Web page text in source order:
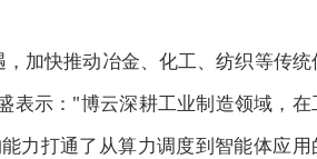
加快推动冶金、化工、纺织等传统
表示："博云深耕工业制造领域，在
力打通了从算力调度到智能体应用